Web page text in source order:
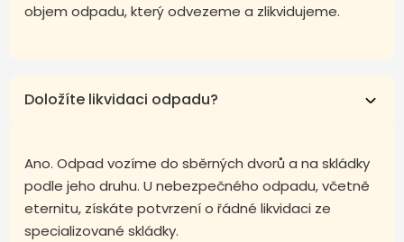
objem odpadu, který odvezeme a zlikvidujeme.
Doložíte likvidaci odpadu?
Ano. Odpad vozíme do sběrných dvorů a na skládky
podle jeho druhu. U nebezpečného odpadu, včetně
eternitu, získáte potvrzení o řádné likvidaci ze
specializované skládky.